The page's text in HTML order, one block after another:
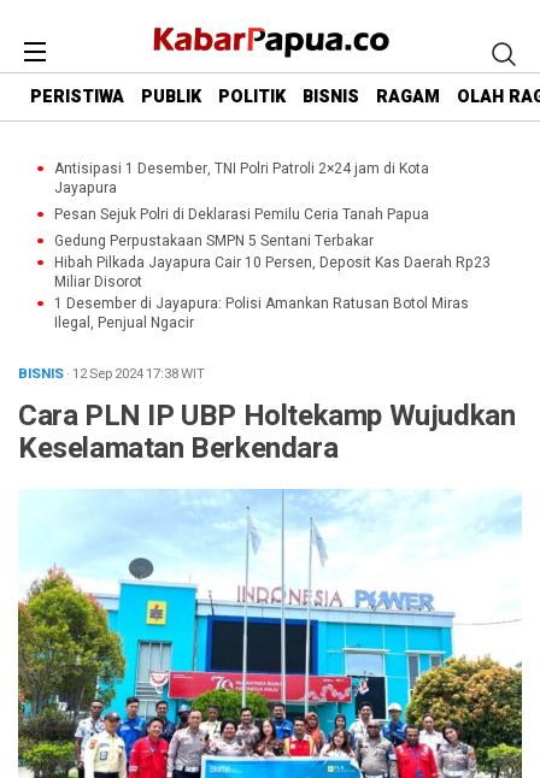
PERISTIWA PUBLIK POLITIK BISNIS RAGAM OLAH
Antisipasi 1 Desember, TNI Polri Patroli 2×24 jam di Kota
Jayapura
Pesan Sejuk Polri di Deklarasi Pemilu Ceria Tanah Papua
Gedung Perpustakaan SMPN 5 Sentani Terbakar
Hibah Pilkada Jayapura Cair 10 Persen, Deposit Kas Daerah Rp23
Miliar Disorot
1 Desember di Jayapura: Polisi Amankan Ratusan Botol Miras
Ilegal, Penjual Ngacir
BISNIS· 12 Sep 202417:38WIT
Cara PLN IP UBP Holtekamp Wujudkan
Keselamatan Berkendara